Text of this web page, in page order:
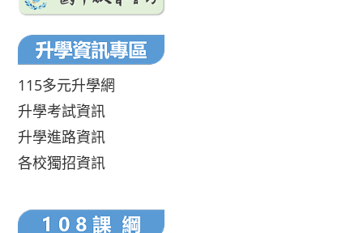
115多元升學網
升學考試資訊
升學進路資訊
各校獨招資訊